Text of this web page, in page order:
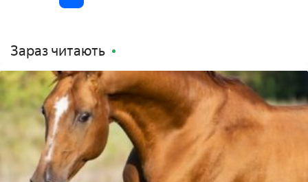
Зараз читають